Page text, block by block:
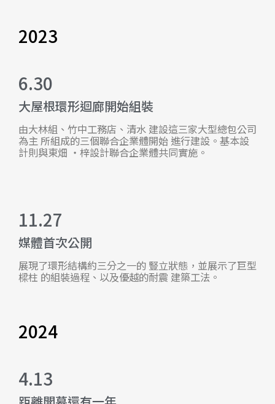
2023
6.30
大屋根環形迴廊開始組裝
由大林組、竹中工務店、清水 建設這三家大型總包公司
為主 所組成的三個聯合企業體開始 進行建設。基本設
計則與東畑 ・梓設計聯合企業體共同實施。
11.27
媒體首次公開
展現了環形結構約三分之一的 豎立狀態，並展示了巨型
樑柱 的組裝過程、以及優越的耐震 建築工法。
2024
4.13